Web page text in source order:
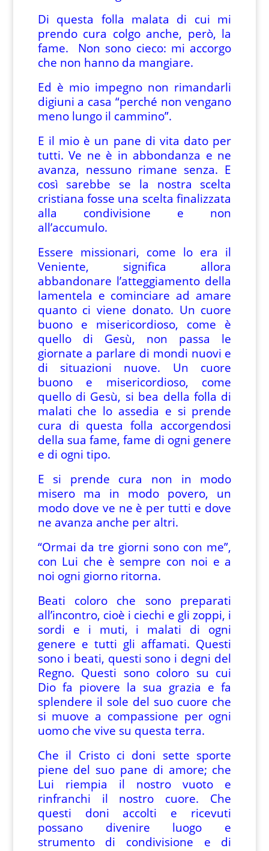
Di questa folla malata di cui mi
prendo cura colgo anche, però, la
fame. Non sono cieco: mi accorgo
che non hanno da mangiare.
Ed è mio impegno non rimandarli
digiuni a casa “perché non vengano
meno lungo il cammino”.
E il mio è un pane di vita dato per
tutti. Ve ne è in abbondanza e ne
avanza, nessuno rimane senza. E
così sarebbe se la nostra scelta
cristiana fosse una scelta finalizzata
alla condivisione e non
all’accumulo.
Essere missionari, come lo era il
Veniente, significa allora
abbandonare l’atteggiamento della
lamentela e cominciare ad amare
quanto ci viene donato. Un cuore
buono e misericordioso, come è
quello di Gesù, non passa le
giornate a parlare di mondi nuovi e
di situazioni nuove. Un cuore
buono e misericordioso, come
quello di Gesù, si bea della folla di
malati che lo assedia e si prende
cura di questa folla accorgendosi
della sua fame, fame di ogni genere
e di ogni tipo.
E si prende cura non in modo
misero ma in modo povero, un
modo dove ve ne è per tutti e dove
ne avanza anche per altri.
“Ormai da tre giorni sono con me”,
con Lui che è sempre con noi e a
noi ogni giorno ritorna.
Beati coloro che sono preparati
all’incontro, cioè i ciechi e gli zoppi, i
sordi e i muti, i malati di ogni
genere e tutti gli affamati. Questi
sono i beati, questi sono i degni del
Regno. Questi sono coloro su cui
Dio fa piovere la sua grazia e fa
splendere il sole del suo cuore che
si muove a compassione per ogni
uomo che vive su questa terra.
Che il Cristo ci doni sette sporte
piene del suo pane di amore; che
Lui riempia il nostro vuoto e
rinfranchi il nostro cuore. Che
questi doni accolti e ricevuti
possano divenire luogo e
strumento di condivisione e di